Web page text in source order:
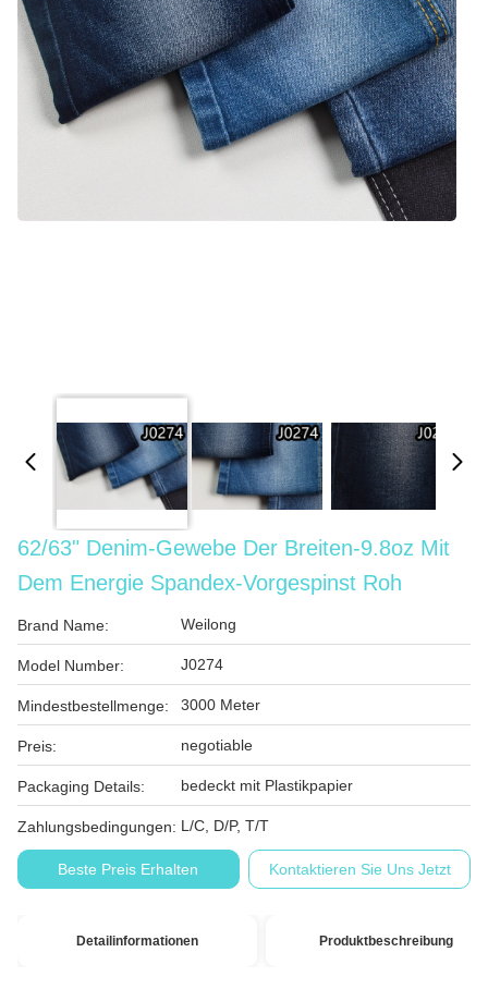
62/63" Denim-Gewebe Der Breiten-9.8oz Mit
Dem Energie Spandex-Vorgespinst Roh
Brand Name: Weilong
Model Number: J0274
Mindestbestellmenge: 3000 Meter
Preis: negotiable
Packaging Details: bedeckt mit Plastikpapier
Zahlungsbedingungen: L/C, D/P, T/T
Beste Preis Erhalten Kontaktieren Sie Uns Jetzt
Detailinformationen Produktbeschreibung